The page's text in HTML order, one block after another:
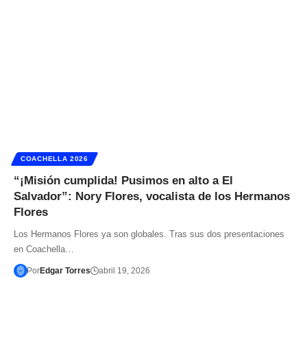
COACHELLA 2026
“¡Misión cumplida! Pusimos en alto a El
Salvador”: Nory Flores, vocalista de los Hermanos
Flores
Los Hermanos Flores ya son globales. Tras sus dos presentaciones
en Coachella…
PorEdgar Torres abril 19, 2026